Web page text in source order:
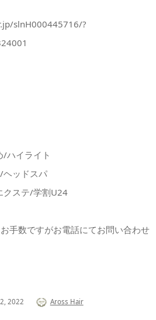
slnH000445716/?
ハイライト
ヘッドスパ
クステ/学割U24
手数ですがお電話にてお問い合わせ
2, 2022 Aross Hair